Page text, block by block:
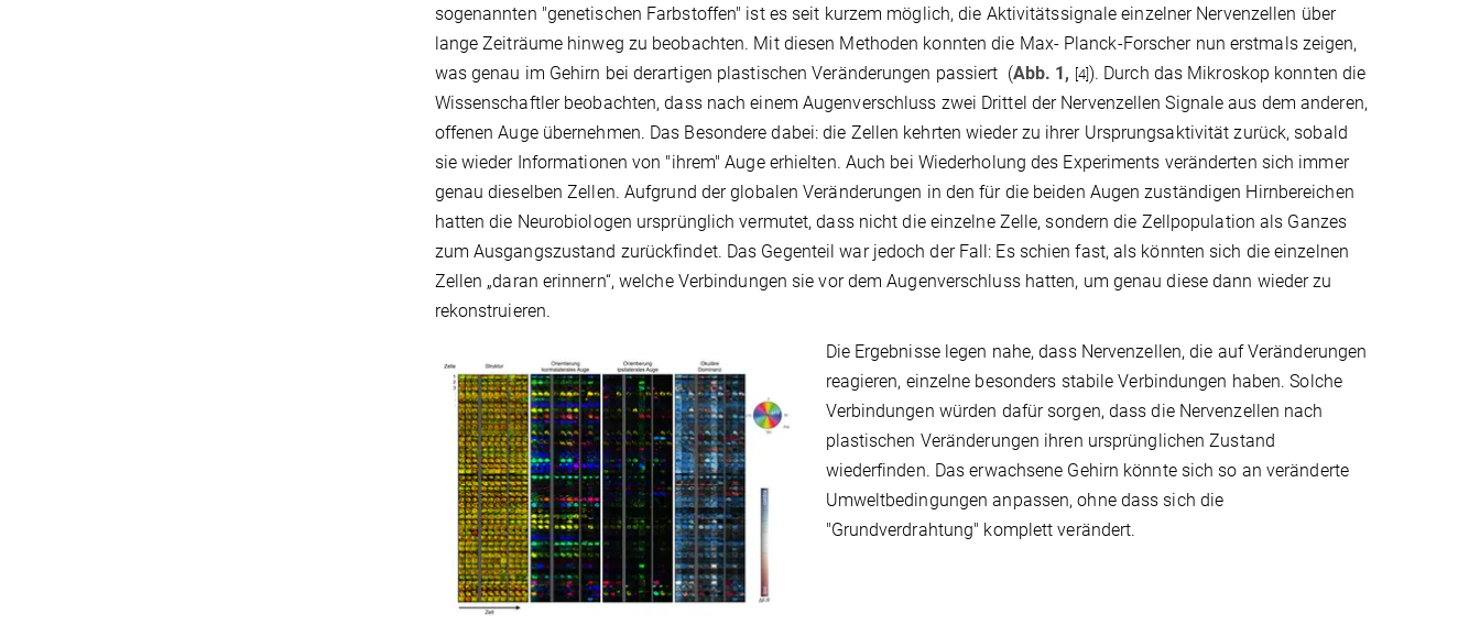
sogenannten "genetischen Farbstoffen" ist es seit kurzem möglich, die Aktivitätssignale einzelner Nervenzellen über
lange Zeiträume hinweg zu beobachten. Mit diesen Methoden konnten die Max- Planck-Forscher nun erstmals zeigen,
was genau im Gehirn bei derartigen plastischen Veränderungen passiert (Abb. 1, [4]). Durch das Mikroskop konnten die
Wissenschaftler beobachten, dass nach einem Augenverschluss zwei Drittel der Nervenzellen Signale aus dem anderen,
offenen Auge übernehmen. Das Besondere dabei: die Zellen kehrten wieder zu ihrer Ursprungsaktivität zurück, sobald
sie wieder Informationen von "ihrem" Auge erhielten. Auch bei Wiederholung des Experiments veränderten sich immer
genau dieselben Zellen. Aufgrund der globalen Veränderungen in den für die beiden Augen zuständigen Hirnbereichen
hatten die Neurobiologen ursprünglich vermutet, dass nicht die einzelne Zelle, sondern die Zellpopulation als Ganzes
zum Ausgangszustand zurückfindet. Das Gegenteil war jedoch der Fall: Es schien fast, als könnten sich die einzelnen
Zellen „daran erinnern“, welche Verbindungen sie vor dem Augenverschluss hatten, um genau diese dann wieder zu
rekonstruieren.
Die Ergebnisse legen nahe, dass Nervenzellen, die auf Veränderungen
reagieren, einzelne besonders stabile Verbindungen haben. Solche
Verbindungen würden dafür sorgen, dass die Nervenzellen nach
plastischen Veränderungen ihren ursprünglichen Zustand
wiederfinden. Das erwachsene Gehirn könnte sich so an veränderte
Umweltbedingungen anpassen, ohne dass sich die
"Grundverdrahtung" komplett verändert.